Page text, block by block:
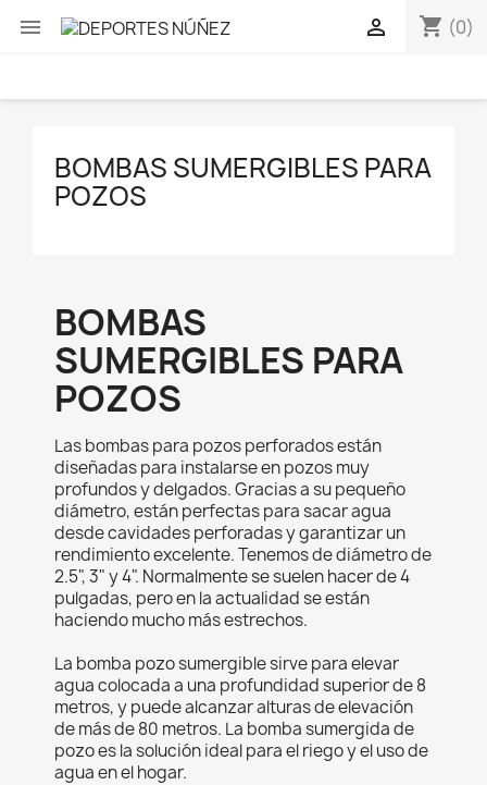
 shopping_cart (0)

BOMBAS SUMERGIBLES PARA
POZOS
BOMBAS
SUMERGIBLES PARA
POZOS
Las bombas para pozos perforados están
diseñadas para instalarse en pozos muy
profundos y delgados. Gracias a su pequeño
diámetro, están perfectas para sacar agua
desde cavidades perforadas y garantizar un
rendimiento excelente. Tenemos de diámetro de
2.5", 3" y 4". Normalmente se suelen hacer de 4
pulgadas, pero en la actualidad se están
haciendo mucho más estrechos.
La bomba pozo sumergible sirve para elevar
agua colocada a una profundidad superior de 8
metros, y puede alcanzar alturas de elevación
de más de 80 metros. La bomba sumergida de
pozo es la solución ideal para el riego y el uso de
agua en el hogar.